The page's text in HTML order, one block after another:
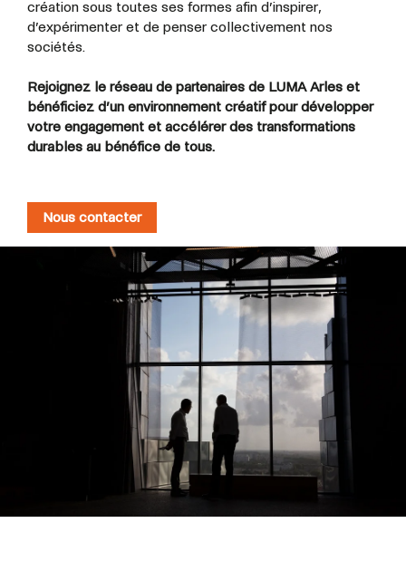
création sous toutes ses formes afin d’inspirer,
d’expérimenter et de penser collectivement nos
sociétés.
Rejoignez le réseau de partenaires de LUMA Arles et
bénéficiez d’un environnement créatif pour développer
votre engagement et accélérer des transformations
durables au bénéfice de tous.
Nous contacter